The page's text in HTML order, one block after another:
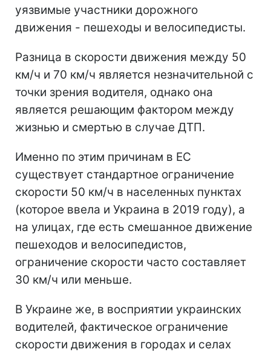
уязвимые участники дорожного
движения - пешеходы и велосипедисты.
Разница в скорости движения между 50
км/ч и 70 км/ч является незначительной с
точки зрения водителя, однако она
является решающим фактором между
жизнью и смертью в случае ДТП.
Именно по этим причинам в ЕС
существует стандартное ограничение
скорости 50 км/ч в населенных пунктах
(которое ввела и Украина в 2019 году), а
на улицах, где есть смешанное движение
пешеходов и велосипедистов,
ограничение скорости часто составляет
30 км/ч или меньше.
В Украине же, в восприятии украинских
водителей, фактическое ограничение
скорости движения в городах и селах